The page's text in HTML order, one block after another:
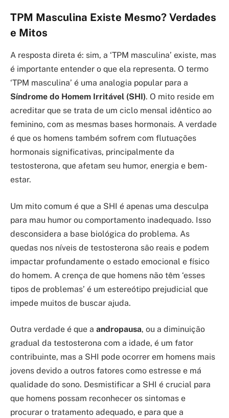
TPM Masculina Existe Mesmo? Verdades
e Mitos
A resposta direta é: sim, a ‘TPM masculina’ existe, mas
é importante entender o que ela representa. O termo
‘TPM masculina’ é uma analogia popular para a
Síndrome do Homem Irritável (SHI). O mito reside em
acreditar que se trata de um ciclo mensal idêntico ao
feminino, com as mesmas bases hormonais. A verdade
é que os homens também sofrem com flutuações
hormonais significativas, principalmente da
testosterona, que afetam seu humor, energia e bem-
estar.
Um mito comum é que a SHI é apenas uma desculpa
para mau humor ou comportamento inadequado. Isso
desconsidera a base biológica do problema. As
quedas nos níveis de testosterona são reais e podem
impactar profundamente o estado emocional e físico
do homem. A crença de que homens não têm ‘esses
tipos de problemas’ é um estereótipo prejudicial que
impede muitos de buscar ajuda.
Outra verdade é que a andropausa, ou a diminuição
gradual da testosterona com a idade, é um fator
contribuinte, mas a SHI pode ocorrer em homens mais
jovens devido a outros fatores como estresse e má
qualidade do sono. Desmistificar a SHI é crucial para
que homens possam reconhecer os sintomas e
procurar o tratamento adequado, e para que a